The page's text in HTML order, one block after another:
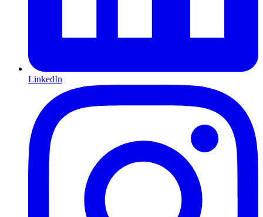
LinkedIn